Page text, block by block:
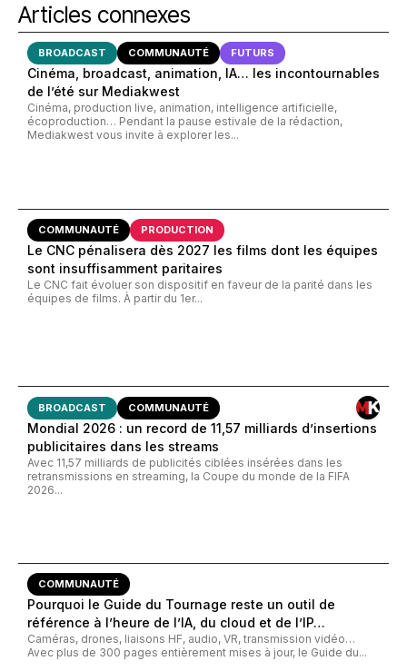
Articles connexes
BROADCAST COMMUNAUTÉ FUTURS
Cinéma, broadcast, animation, IA… les incontournables
de l’été sur Mediakwest
Cinéma, production live, animation, intelligence artificielle,
écoproduction… Pendant la pause estivale de la rédaction,
Mediakwest vous invite à explorer les...
COMMUNAUTÉ PRODUCTION
Le CNC pénalisera dès 2027 les films dont les équipes
sont insuffisamment paritaires
Le CNC fait évoluer son dispositif en faveur de la parité dans les
équipes de films. À partir du 1er...
BROADCAST COMMUNAUTÉ
Mondial 2026 : un record de 11,57 milliards d’insertions
publicitaires dans les streams
Avec 11,57 milliards de publicités ciblées insérées dans les
retransmissions en streaming, la Coupe du monde de la FIFA
2026...
COMMUNAUTÉ
Pourquoi le Guide du Tournage reste un outil de
référence à l’heure de l’IA, du cloud et de l’IP…
Caméras, drones, liaisons HF, audio, VR, transmission vidéo…
Avec plus de 300 pages entièrement mises à jour, le Guide du...